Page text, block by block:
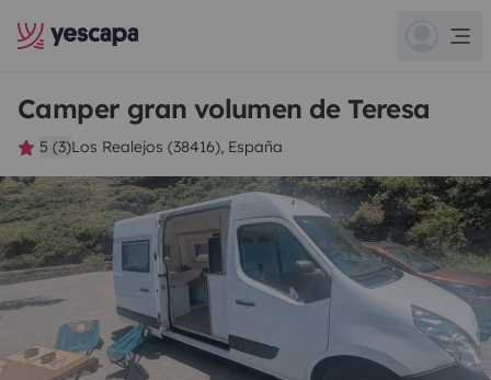
Camper gran volumen de Teresa
5 (3)Los Realejos (38416), España